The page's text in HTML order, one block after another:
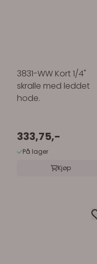
3831-WW Kort 1/4"
skralle med leddet
hode.
333,75,-
På lager
Kjøp